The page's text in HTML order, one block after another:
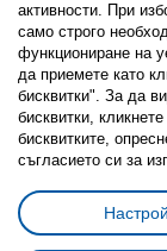
FacebookTwitter
Политика
Избор на
Условия за
Политика
активности. При
само строго
функциониране на
да приемете като
бисквитки". За да
бисквитки,
бисквитките,
съгласието си за